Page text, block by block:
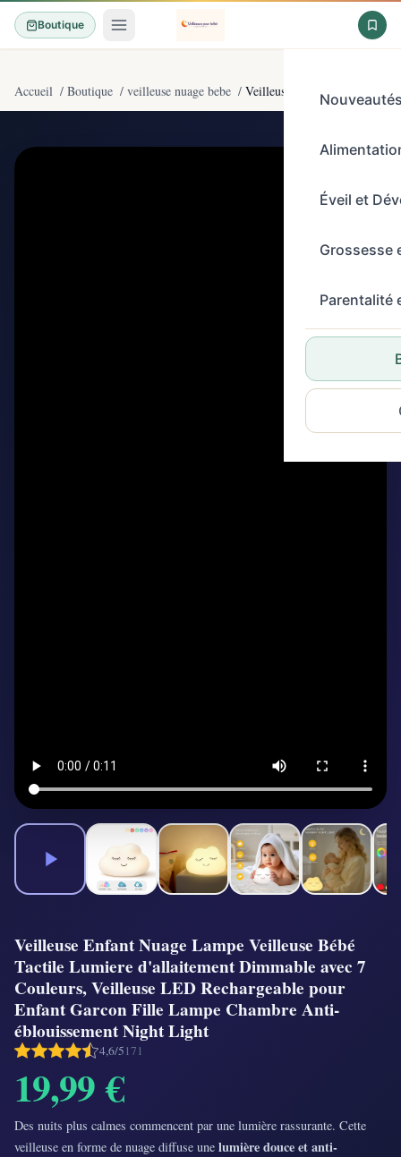
Boutique
Éveil et
Grossesse
Parentalité
Accueil / Boutique / veilleuse nuage bebe / Veilleuse Enfant Nuage
Veilleuse Enfant Nuage Lampe Veilleuse Bébé
Tactile Lumiere d'allaitement Dimmable avec 7
Couleurs, Veilleuse LED Rechargeable pour
Enfant Garcon Fille Lampe Chambre Anti-
éblouissement Night Light
4,6/5171
19,99 €
Des nuits plus calmes commencent par une lumière rassurante. Cette
veilleuse en forme de nuage diffuse une lumière douce et anti-